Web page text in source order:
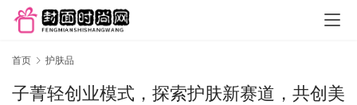
首页 护肤品
子菁轻创业模式，探索护肤新赛道，共创美